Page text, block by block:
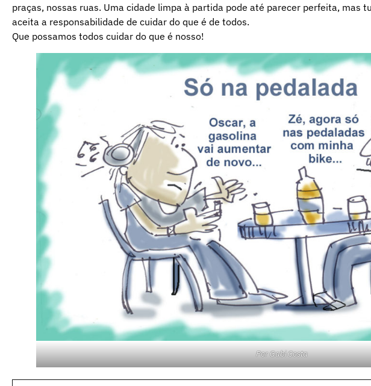
praças, nossas ruas. Uma cidade limpa à partida pode até parecer perfeita, mas
aceita a responsabilidade de cuidar do que é de todos.
Que possamos todos cuidar do que é nosso!
Por Gabi Costa